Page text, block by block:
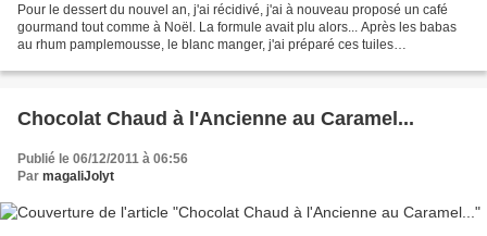
Pour le dessert du nouvel an, j'ai récidivé, j'ai à nouveau proposé un café
gourmand tout comme à Noël. La formule avait plu alors... Après les babas
au rhum pamplemousse, le blanc manger, j'ai préparé ces tuiles
Chocolat Chaud à l'Ancienne au Caramel...
Publié le 06/12/2011 à 06:56
Par magaliJolyt